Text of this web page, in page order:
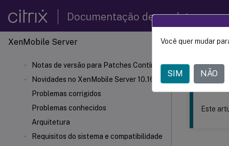
Documentação de produtos
XenMobile Server
Notas de versão para Patches Contínuos
Novidades no XenMobile Server 10.16
Problemas corrigidos
Problemas conhecidos
Arquitetura
Requisitos do sistema e compatibilidade
Este
Este
Você quer mudar
SIM NÃO